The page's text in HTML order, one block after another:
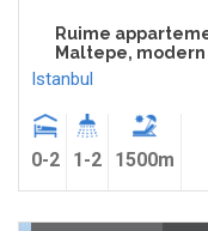
Ruime
Maltepe,
Istanbul
0-2 1-2 1500m